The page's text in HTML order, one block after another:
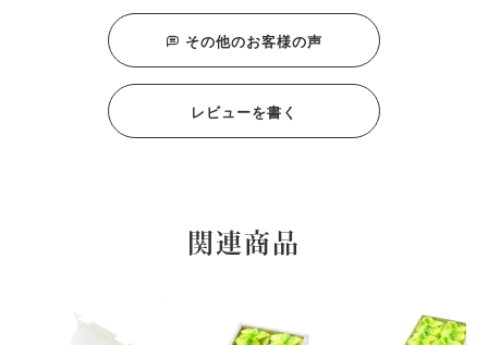
購入者
おいしいのはもちろんですが、上品で楚々として、きちんと
その他のお客様の声
レビューを書く
関連商品